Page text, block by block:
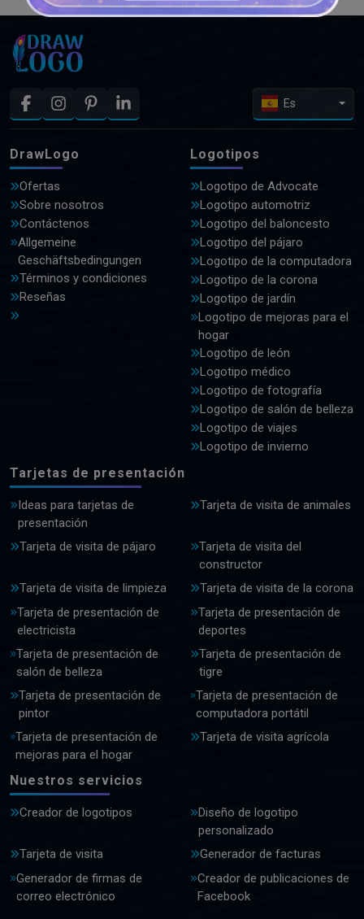
Es
DrawLogo
Ofertas
Sobre nosotros
Contáctenos
Allgemeine
Geschäftsbedingungen
Términos y condiciones
Reseñas
Logotipos
Logotipo de Advocate
Logotipo automotriz
Logotipo del baloncesto
Logotipo del pájaro
Logotipo de la computadora
Logotipo de la corona
Logotipo de jardín
Logotipo de mejoras para el
hogar
Logotipo de león
Logotipo médico
Logotipo de fotografía
Logotipo de salón de belleza
Logotipo de viajes
Logotipo de invierno
Tarjetas de presentación
Ideas para tarjetas de
presentación
Tarjeta de visita de animales
Tarjeta de visita de pájaro
Tarjeta de visita del
constructor
Tarjeta de visita de limpieza
Tarjeta de visita de la corona
Tarjeta de presentación de
electricista
Tarjeta de presentación de
deportes
Tarjeta de presentación de
salón de belleza
Tarjeta de presentación de
tigre
Tarjeta de presentación de
pintor
Tarjeta de presentación de
computadora portátil
Tarjeta de presentación de
mejoras para el hogar
Tarjeta de visita agrícola
Nuestros servicios
Creador de logotipos
Diseño de logotipo
personalizado
Tarjeta de visita
Generador de facturas
Generador de firmas de
correo electrónico
Creador de publicaciones de
Facebook